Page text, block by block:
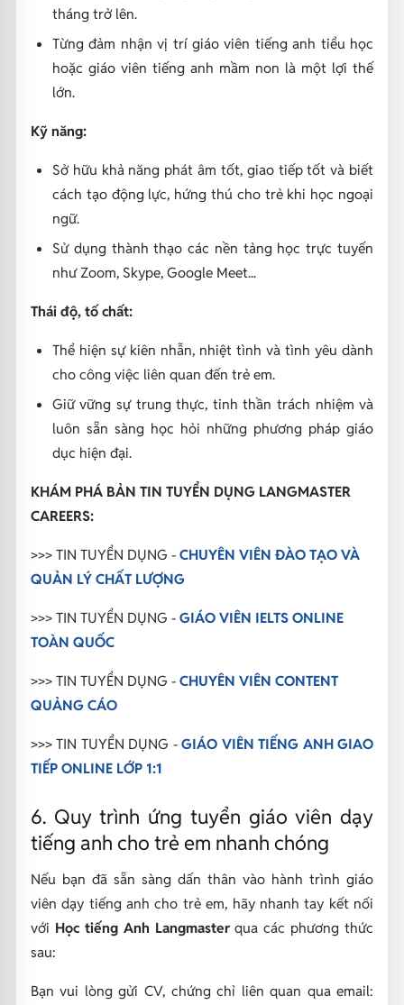
tháng trở lên.
Từng đảm nhận vị trí giáo viên tiếng anh tiểu học
hoặc giáo viên tiếng anh mầm non là một lợi thế
lớn.
Kỹ năng:
Sở hữu khả năng phát âm tốt, giao tiếp tốt và biết
cách tạo động lực, hứng thú cho trẻ khi học ngoại
ngữ.
Sử dụng thành thạo các nền tảng học trực tuyến
như Zoom, Skype, Google Meet...
Thái độ, tố chất:
Thể hiện sự kiên nhẫn, nhiệt tình và tình yêu dành
cho công việc liên quan đến trẻ em.
Giữ vững sự trung thực, tinh thần trách nhiệm và
luôn sẵn sàng học hỏi những phương pháp giáo
dục hiện đại.
KHÁM PHÁ BẢN TIN TUYỂN DỤNG LANGMASTER
CAREERS:
>>> TIN TUYỂN DỤNG - CHUYÊN VIÊN ĐÀO TẠO VÀ
QUẢN LÝ CHẤT LƯỢNG
>>> TIN TUYỂN DỤNG - GIÁO VIÊN IELTS ONLINE
TOÀN QUỐC
>>> TIN TUYỂN DỤNG - CHUYÊN VIÊN CONTENT
QUẢNG CÁO
>>> TIN TUYỂN DỤNG -GIÁO VIÊN TIẾNG ANH GIAO
TIẾP ONLINE LỚP 1:1
6. Quy trình ứng tuyển giáo viên dạy
tiếng anh cho trẻ em nhanh chóng
Nếu bạn đã sẵn sàng dấn thân vào hành trình giáo
viên dạy tiếng anh cho trẻ em, hãy nhanh tay kết nối
với Học tiếng Anh Langmasterqua các phương thức
sau:
Bạn vui lòng gửi CV, chứng chỉ liên quan qua email: